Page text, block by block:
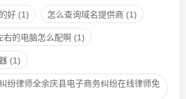
好(1) 怎么查询域名提供商 (1)
右的电脑怎么配啊(1)
(1)
纷律师全余庆县电子商务纠纷在线律师免